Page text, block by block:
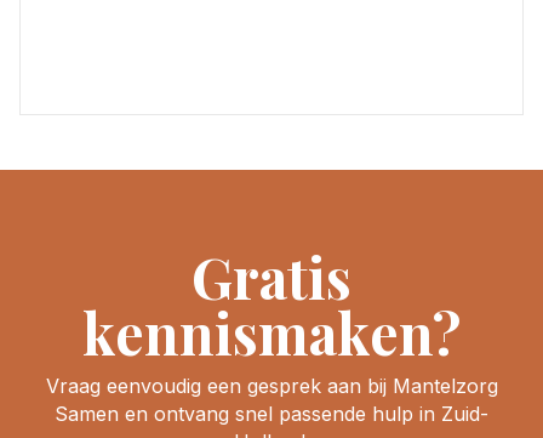
Gratis
kennismaken?
Vraag eenvoudig een gesprek aan bij Mantelzorg
Samen en ontvang snel passende hulp in Zuid-